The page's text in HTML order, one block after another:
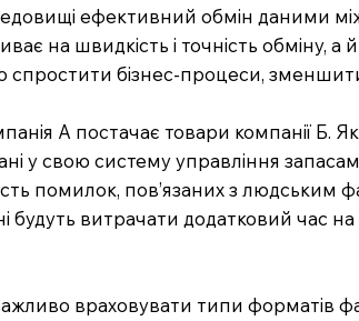
ефективний обмін даними
на швидкість і точність обміну,
бізнес-процеси,
А постачає товари компанії
у свою систему управління
помилок, пов’язаних з людським
будуть витрачати додатковий
враховувати типи форматів